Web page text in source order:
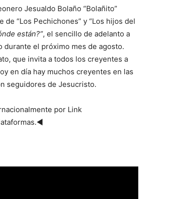
Jesualdo Bolaño “Bolañito”
“Los Pechichones” y “Los hijos del
están?”, el sencillo de adelanto a
durante el próximo mes de agosto.
que invita a todos los creyentes a
en día hay muchos creyentes en las
seguidores de Jesucristo.
por Link